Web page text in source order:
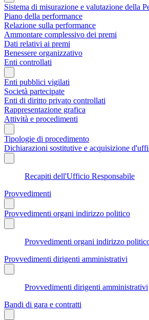
Sistema di misurazione e valutazione della
Piano della performance
Relazione sulla performance
Ammontare complessivo dei premi
Dati relativi ai premi
Benessere organizzativo
Enti controllati
Enti pubblici vigilati
Società partecipate
Enti di diritto privato controllati
Rappresentazione grafica
Attività e procedimenti
Tipologie di procedimento
Dichiarazioni sostitutive e acquisizione
Recapiti dell'Ufficio Responsabile
Provvedimenti
Provvedimenti organi indirizzo politico
Provvedimenti organi indirizzo
Provvedimenti dirigenti amministrativi
Provvedimenti dirigenti amministrativi
Bandi di gara e contratti